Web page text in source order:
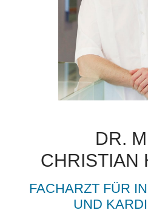
DR.
CHRISTIAN
FACHARZT FÜR
UND